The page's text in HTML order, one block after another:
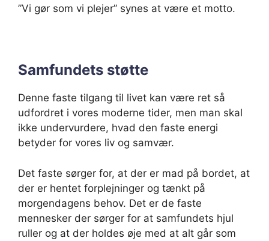
”Vi gør som vi plejer” synes at være et motto.
Samfundets støtte
Denne faste tilgang til livet kan være ret så
udfordret i vores moderne tider, men man skal
ikke undervurdere, hvad den faste energi
betyder for vores liv og samvær.
Det faste sørger for, at der er mad på bordet, at
der er hentet forplejninger og tænkt på
morgendagens behov. Det er de faste
mennesker der sørger for at samfundets hjul
ruller og at der holdes øje med at alt går som